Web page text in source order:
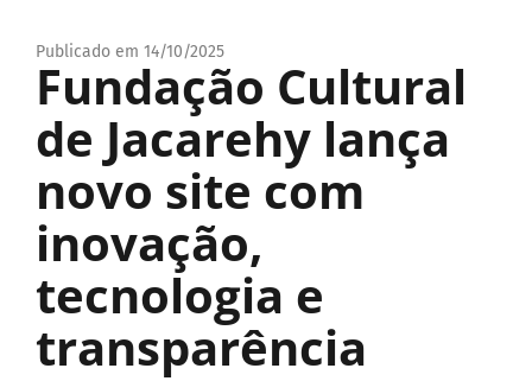
Publicado em 14/10/2025
Fundação Cultural
de Jacarehy lança
novo site com
inovação,
tecnologia e
transparência